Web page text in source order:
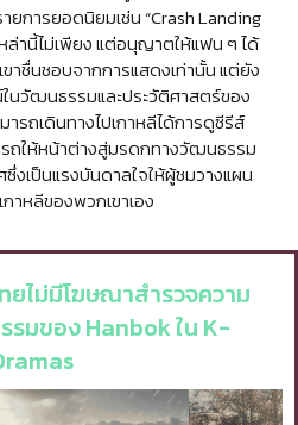
การยอดนิยมเช่น “Crash Landing
หล่านี้ไม่เพียง แต่อนุญาตให้แฟน ๆ ได้
าชื่นชอบจากการแสดงเท่านั้น แต่ยัง
นวัฒนธรรมและประวัติศาสตร์ของ
ารถเดินทางไปเกาหลีได้การดูซีรีส์
ถให้หน้าต่างสู่มรดกทางวัฒนธรรม
เป็นแรงบันดาลใจให้ผู้ชมวางแผน
าหลีของพวกเขาเอง
ยไม่มีโฆษณาสำรวจความ
มของ Hanbok ใน K-